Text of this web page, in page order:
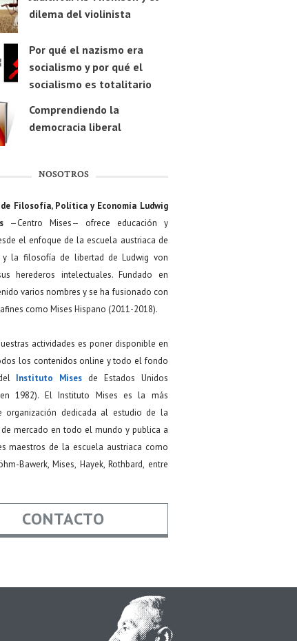
dilema del violinista
Por qué el nazismo era
socialismo y por qué el
socialismo es totalitario
Comprendiendo la
democracia liberal
NOSOTROS
Filosofía, Política y Economía Ludwig
—Centro Mises— ofrece educación y
el enfoque de la escuela austriaca de
y la filosofía de libertad de Ludwig von
herederos intelectuales. Fundado en
varios nombres y se ha fusionado con
como Mises Hispano (2011-2018).
actividades es poner disponible en
los contenidos online y todo el fondo
Instituto Mises de Estados Unidos
1982). El Instituto Mises es la más
organización dedicada al estudio de la
mercado en todo el mundo y publica a
maestros de la escuela austriaca como
Bawerk, Mises, Hayek, Rothbard, entre
CONTACTO